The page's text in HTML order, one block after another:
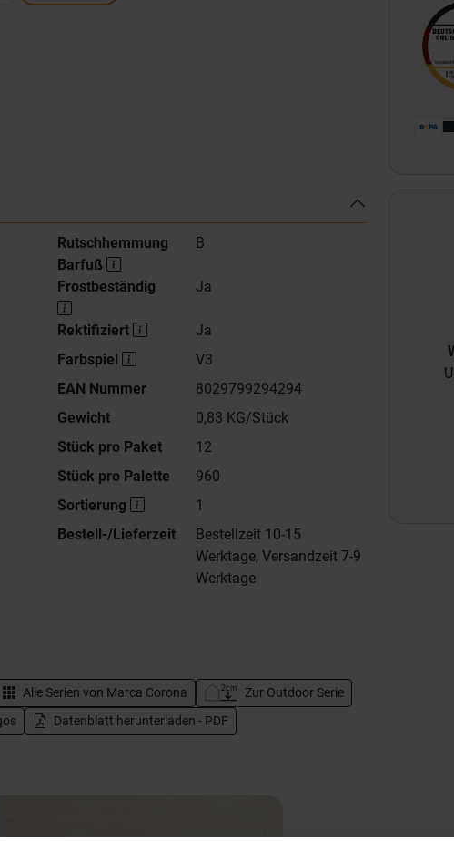
Rutschhemmung
Barfuß
B
Frostbeständig Ja
Rektifiziert
Ja
Farbspiel
V3
EAN Nummer
8029799294294
Gewicht
0,83 KG/Stück
Stück pro Paket
12
Stück pro Palette
960
Sortierung
1
Bestell-/Lieferzeit
Bestellzeit 10-15
Werktage, Versandzeit 7-9
Werktage
Alle Serien von Marca Corona
Zur Outdoor Serie
Datenblatt herunterladen - PDF